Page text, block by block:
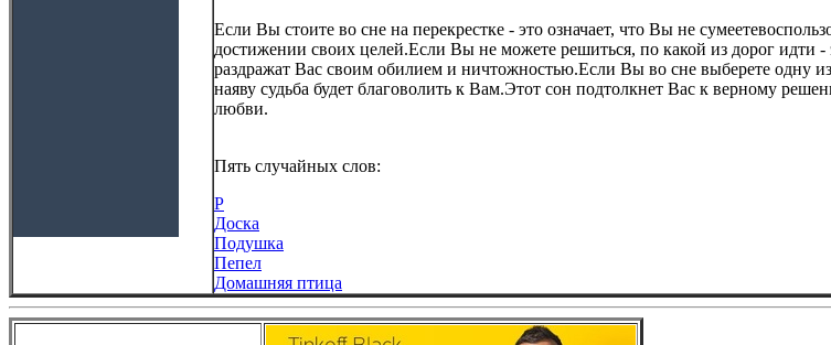
Если Вы стоите во сне на перекрестке - это означает, что Вы не
достижении своих целей.Если Вы не можете решиться, по какой из дорог идти
раздражат Вас своим обилием и ничтожностью.Если Вы во сне выберете одну
наяву судьба будет благоволить к Вам.Этот сон подтолкнет Вас к верному
любви.
Пять случайных слов:
Р
Доска
Подушка
Пепел
Домашняя птица